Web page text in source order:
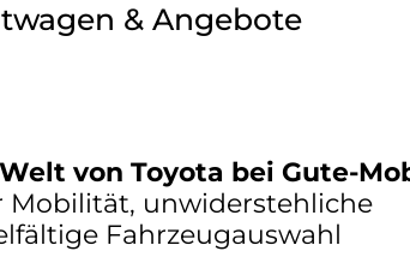
& Angebote
von Toyota bei Gute-
Mobilität, unwiderstehliche
Fahrzeugauswahl